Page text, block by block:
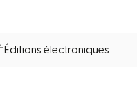
Éditions électroniques